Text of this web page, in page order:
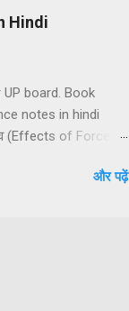
Hindi
UP board. Book
notes in hindi
(Effects of Force)
बल (6) विद्युत बल
और पढ़ें